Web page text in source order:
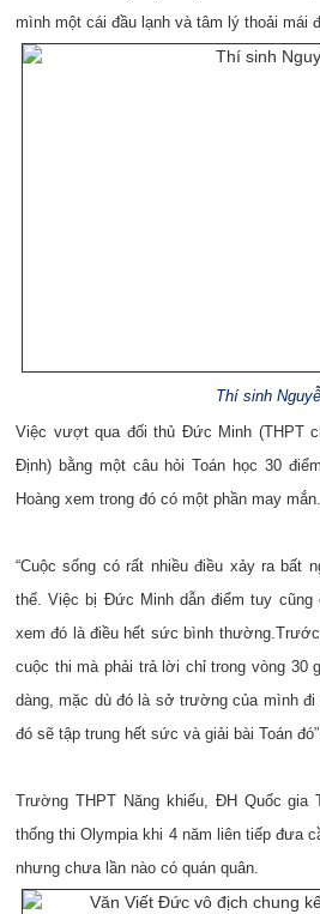
mình một cái đầu lạnh và tâm lý thoải mái
Thí sinh
Việc vượt qua đối thủ Đức Minh (THPT
Định) bằng một câu hỏi Toán học 30
Hoàng xem trong đó có một phần may mắn.
“Cuộc sống có rất nhiều điều xảy ra bất
thế. Việc bị Đức Minh dẫn điểm tuy cũng
xem đó là điều hết sức bình
cuộc thi mà phải trả lời chỉ trong vòng 30
dàng, mặc dù đó là sở trường của mình
đó sẽ tập trung hết sức và giải bài Toán
Trường THPT Năng khiếu, ĐH Quốc gia
thống thi Olympia khi 4 năm liên tiếp đưa
nhưng chưa lần nào có quán quân.